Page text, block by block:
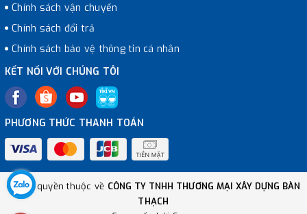
Chính sách vận chuyển
Chính sách đổi trả
Chính sách bảo vệ thông tin cá nhân
KẾT NỐI VỚI CHÚNG TÔI
PHƯƠNG THỨC THANH TOÁN
© Bản quyền thuộc về CÔNG TY TNHH THƯƠNG MẠI XÂY DỰNG BÀN
THẠCH